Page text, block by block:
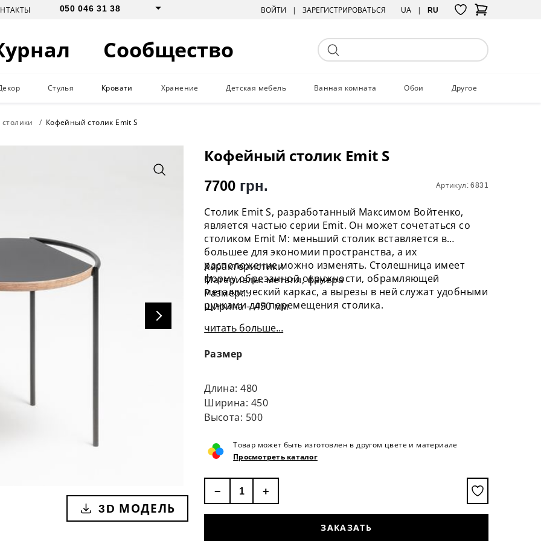
050 046 31 38 ВОЙТИ ЗАРЕГИСТРИРОВАТЬСЯ UA RU
Сообщество
Стулья Кровати Хранение Детская мебель Ванная комната Обои Другое
Кофейный столик Emit S
3D МОДЕЛЬ
Кофейный столик Emit S
Артикул: 6831
7700 грн.
Столик Emit S, разработанный Максимом Войтенко,
является частью серии Emit. Он может сочетаться со
столиком Emit M: меньший столик вставляется в
большее для экономии пространства, а их
расположение можно изменять. Столешница имеет
форму обрезанной окружности, обрамляющей
металлический каркас, а вырезы в ней служат удобными
ручками для перемещения столика.
Характеристики
Материалы: металл, фанера
Размер:
ширина – 450 мм
высота – 500 мм
Дизайнер: Максим Войтенко
читать больше...
Размер
Длина: 480
Ширина: 450
Высота: 500
Товар может быть изготовлен в другом цвете и материале
Просмотреть каталог
− +
ЗАКАЗАТЬ